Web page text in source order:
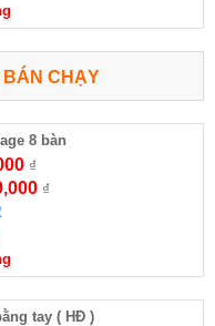
CHẠY
8 bàn
₫
₫
tay ( HĐ )